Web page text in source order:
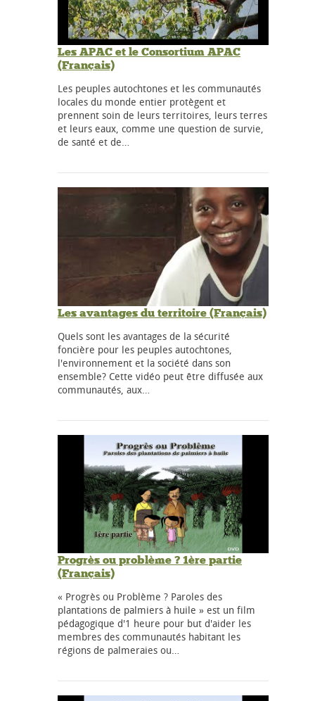
Les APAC et le Consortium APAC
(Français)
Les peuples autochtones et les communautés
locales du monde entier protègent et
prennent soin de leurs territoires, leurs terres
et leurs eaux, comme une question de survie,
de santé et de…
Les avantages du territoire (Français)
Quels sont les avantages de la sécurité
foncière pour les peuples autochtones,
l'environnement et la société dans son
ensemble? Cette vidéo peut être diffusée aux
communautés, aux…
Progrès ou problème ? 1ère partie
(Français)
« Progrès ou Problème ? Paroles des
plantations de palmiers à huile » est un film
pédagogique d'1 heure pour but d'aider les
membres des communautés habitant les
régions de palmeraies ou…